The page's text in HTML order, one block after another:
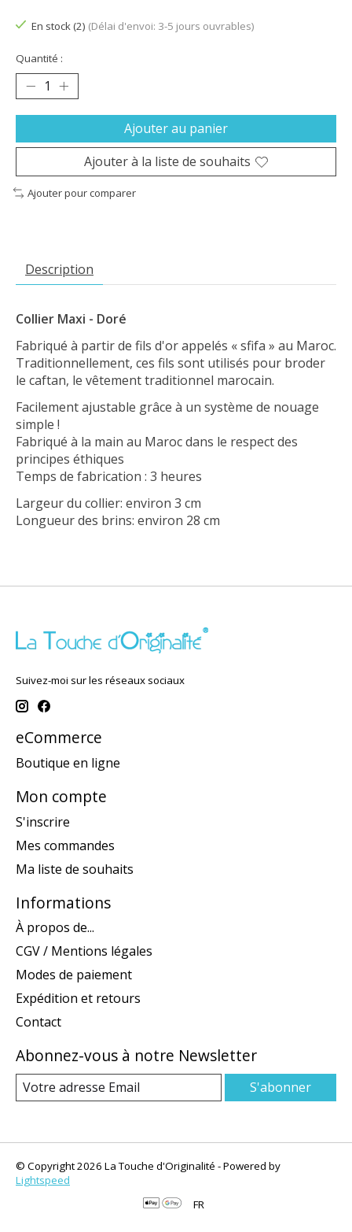
En stock (2) (Délai d'envoi: 3-5 jours ouvrables)
Quantité :
Ajouter au panier
Ajouter à la liste de souhaits
Ajouter pour comparer
Description
Collier Maxi - Doré
Fabriqué à partir de fils d'or appelés « sfifa » au Maroc.
Traditionnellement, ces fils sont utilisés pour broder
le caftan, le vêtement traditionnel marocain.
Facilement ajustable grâce à un système de nouage
simple !
Fabriqué à la main au Maroc dans le respect des
principes éthiques
Temps de fabrication : 3 heures
Largeur du collier: environ 3 cm
Longueur des brins: environ 28 cm
Suivez-moi sur les réseaux sociaux
eCommerce
Boutique en ligne
Mon compte
S'inscrire
Mes commandes
Ma liste de souhaits
Informations
À propos de...
CGV / Mentions légales
Modes de paiement
Expédition et retours
Contact
Abonnez-vous à notre Newsletter
S'abonner
© Copyright 2026 La Touche d'Originalité - Powered by
Lightspeed
FR